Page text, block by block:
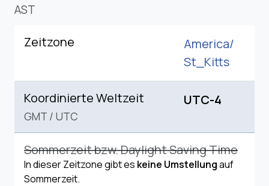
AST
Zeitzone
America/
St_Kitts
Koordinierte Weltzeit
GMT / UTC
UTC-4
Sommerzeit bzw. Daylight Saving Time
In dieser Zeitzone gibt es keine Umstellungauf
Sommerzeit.